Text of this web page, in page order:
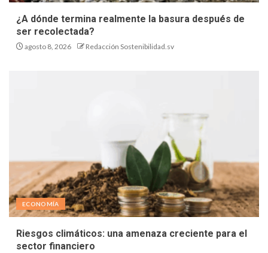
¿A dónde termina realmente la basura después de
ser recolectada?
agosto 8, 2026 Redacción Sostenibilidad.sv
ECONOMÍA
Riesgos climáticos: una amenaza creciente para el
sector financiero